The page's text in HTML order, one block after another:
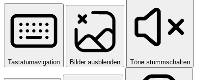
Tastaturnavigation Bilder ausblenden Töne stummschalten